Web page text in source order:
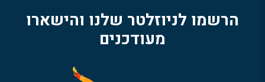
הרשמו לניוזלטר שלנו והישארו
מעודכנים